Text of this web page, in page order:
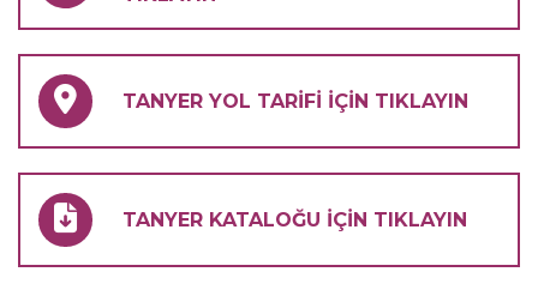
TANYER YOL TARİFİ İÇİN TIKLAYIN
TANYER KATALOĞU İÇİN TIKLAYIN